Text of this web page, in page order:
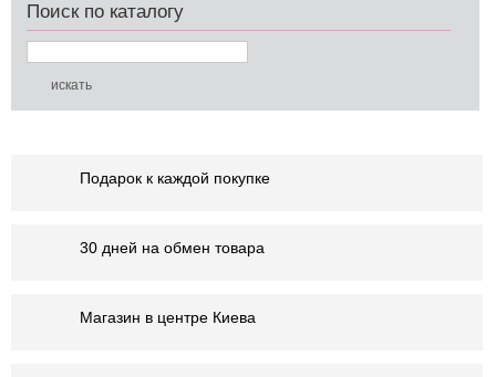
Поиск по каталогу
Подарок к каждой покупке
30 дней на обмен товара
Магазин в центре Киева